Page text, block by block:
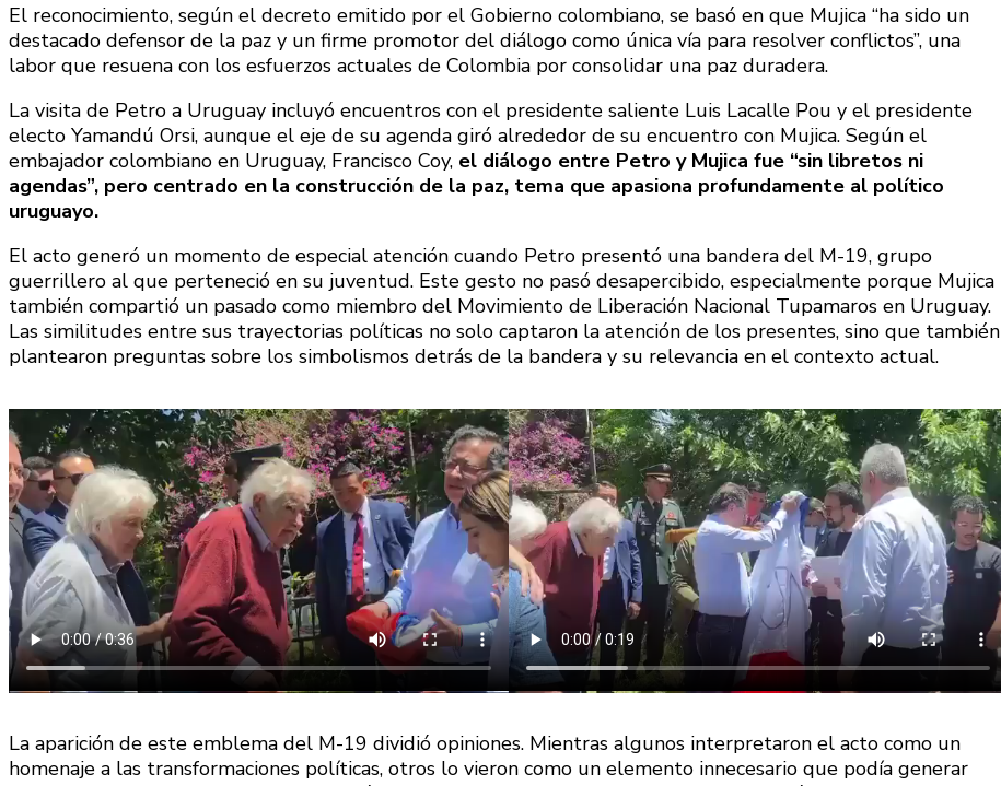
El reconocimiento, según el decreto emitido por el Gobierno colombiano, se basó en que Mujica “ha sido un
destacado defensor de la paz y un firme promotor del diálogo como única vía para resolver conflictos”, una
labor que resuena con los esfuerzos actuales de Colombia por consolidar una paz duradera.
La visita de Petro a Uruguay incluyó encuentros con el presidente saliente Luis Lacalle Pou y el presidente
electo Yamandú Orsi, aunque el eje de su agenda giró alrededor de su encuentro con Mujica. Según el
embajador colombiano en Uruguay, Francisco Coy, el diálogo entre Petro y Mujica fue “sin libretos ni
agendas”, pero centrado en la construcción de la paz, tema que apasiona profundamente al político
uruguayo.
El acto generó un momento de especial atención cuando Petro presentó una bandera del M-19, grupo
guerrillero al que perteneció en su juventud. Este gesto no pasó desapercibido, especialmente porque Mujica
también compartió un pasado como miembro del Movimiento de Liberación Nacional Tupamaros en Uruguay.
Las similitudes entre sus trayectorias políticas no solo captaron la atención de los presentes, sino que también
plantearon preguntas sobre los simbolismos detrás de la bandera y su relevancia en el contexto actual.
La aparición de este emblema del M-19 dividió opiniones. Mientras algunos interpretaron el acto como un
homenaje a las transformaciones políticas, otros lo vieron como un elemento innecesario que podía generar